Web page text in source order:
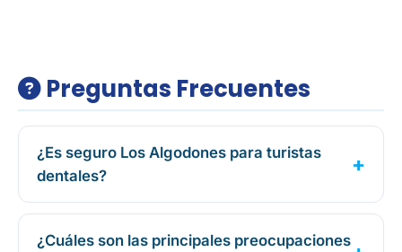
Preguntas Frecuentes
¿Es seguro Los Algodones para turistas
dentales?
¿Cuáles son las principales preocupaciones